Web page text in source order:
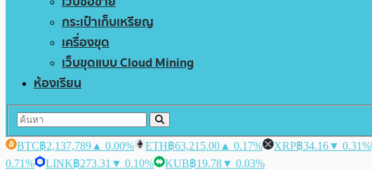
กระเป๋าเก็บเหรียญ
เครื่องขุด
เว็บขุดแบบ Cloud Mining
ห้องเรียน
BTC฿2,137,789 ▲ 0.00% ETH฿63,215.00 ▲ 0.17% XRP฿34.16▼ 0.31%
0.71%
LINK฿273.31 ▼ 0.10% KUB฿19.78▼ 0.03%